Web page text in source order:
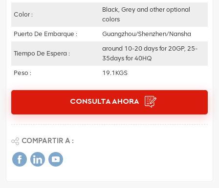
Color :
Black, Grey and other optional
colors
Puerto De Embarque :
Guangzhou/Shenzhen/Nansha
Tiempo De Espera :
around 10-20 days for 20GP, 25-
35days for 40HQ
Peso :
19.1KGS
CONSULTA AHORA
COMPARTIR A :